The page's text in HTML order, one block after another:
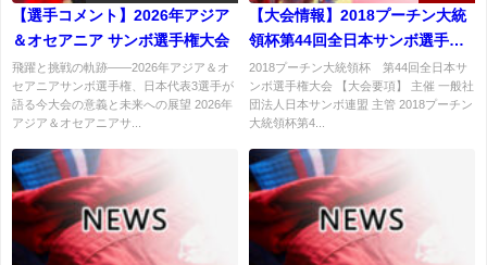
【選手コメント】2026年アジア
＆オセアニア サンボ選手権大会
飛躍と挑戦の軌跡――2026年アジア＆オ
セアニアサンボ選手権、日本代表3選手が
語る今大会の意義と未来への展望 2026年
アジア＆オセアニアサ...
【大会情報】2018プーチン大統
領杯第44回全日本サンボ選手権
大会要項
2018プーチン大統領杯 第44回全日本サ
ンボ選手権大会 【大会要項】 主催 一般社
団法人日本サンボ連盟 主管 2018プーチン
大統領杯第4...